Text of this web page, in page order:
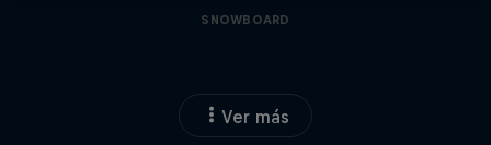
SNOWBOARD
Ver más